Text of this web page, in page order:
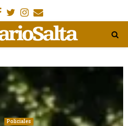
Facebook
Gorjeo
Instagram
Email
Policiales